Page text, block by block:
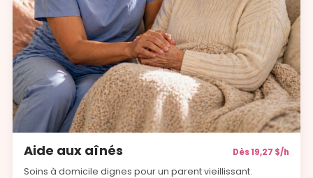
Aide aux aînés Dès 19,27 $/h
Soins à domicile dignes pour un parent vieillissant.